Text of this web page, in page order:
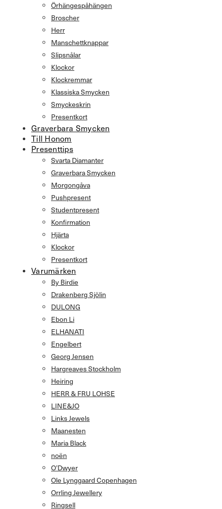
Örhängespåhängen
Broscher
Herr
Manschettknappar
Slipsnålar
Klockor
Klockremmar
Klassiska Smycken
Smyckeskrin
Presentkort
Graverbara Smycken
Till Honom
Presenttips
Svarta Diamanter
Graverbara Smycken
Morgongåva
Pushpresent
Studentpresent
Konfirmation
Hjärta
Klockor
Presentkort
Varumärken
By Birdie
Drakenberg Sjölin
DULONG
Ebon Li
ELHANATI
Engelbert
Georg Jensen
Hargreaves Stockholm
Heiring
HERR & FRU LOHSE
LINE&JO
Links Jewels
Maanesten
Maria Black
noën
O’Dwyer
Ole Lynggaard Copenhagen
Orrling Jewellery
Ringsell